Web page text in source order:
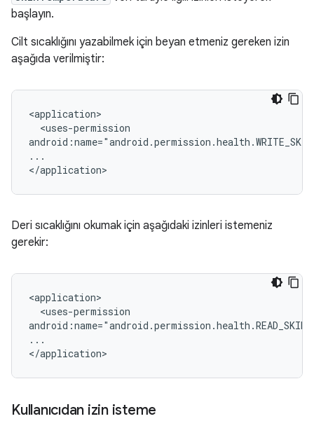
başlayın.
Cilt sıcaklığını yazabilmek için beyan etmeniz gereken izin
aşağıda verilmiştir:
<uses-permission
...
Deri sıcaklığını okumak için aşağıdaki izinleri istemeniz
gerekir:
<uses-permission
...
Kullanıcıdan izin isteme